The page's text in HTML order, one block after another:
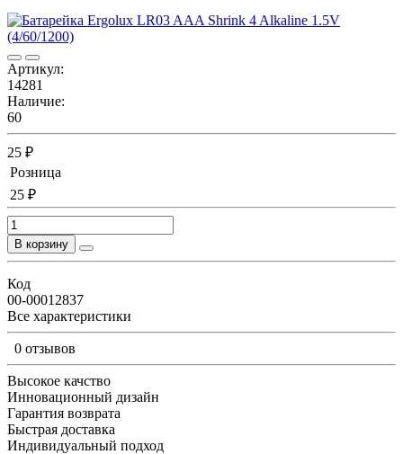
Артикул:
14281
Наличие:
60
25 ₽
Розница
25 ₽
В корзину
Код
00-00012837
Все характеристики
0 отзывов
Высокое качство
Инновационный дизайн
Гарантия возврата
Быстрая доставка
Индивидуальный подход